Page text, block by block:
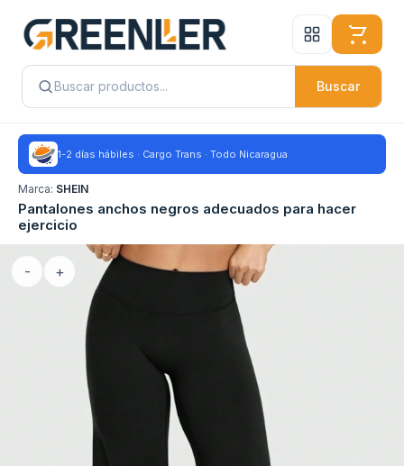
Buscar
1-2 días hábiles · Cargo Trans · Todo Nicaragua
Marca: SHEIN
Pantalones anchos negros adecuados para hacer
ejercicio
- +